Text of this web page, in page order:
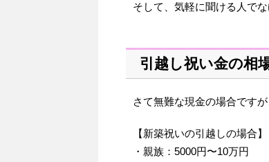
そして、気軽に聞ける人で
引越し祝い金の相
さて無難な現金の場合です
【新築祝いの引越しの場合】
・親族：5000円〜10万円